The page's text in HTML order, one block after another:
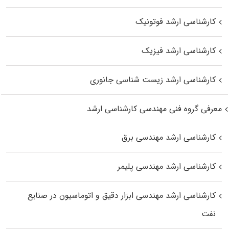
کارشناسی ارشد فوتونیک
کارشناسی ارشد فیزیک
کارشناسی ارشد زیست‌ شناسی جانوری
معرفی گروه فنی مهندسی کارشناسی ارشد
کارشناسی ارشد مهندسی برق
کارشناسی ارشد مهندسی پلیمر
کارشناسی ارشد مهندسی ابزار دقیق و اتوماسیون در صنایع
نفت